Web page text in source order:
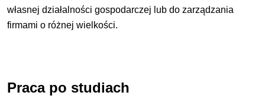
własnej działalności gospodarczej lub do zarządzania
firmami o różnej wielkości.
Praca po studiach